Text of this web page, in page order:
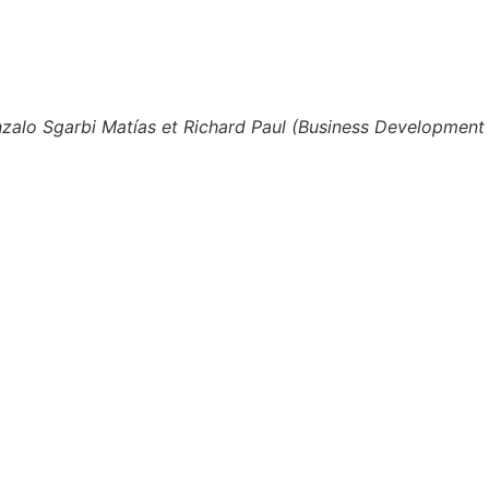
Sgarbi Matías et Richard Paul (Business Development